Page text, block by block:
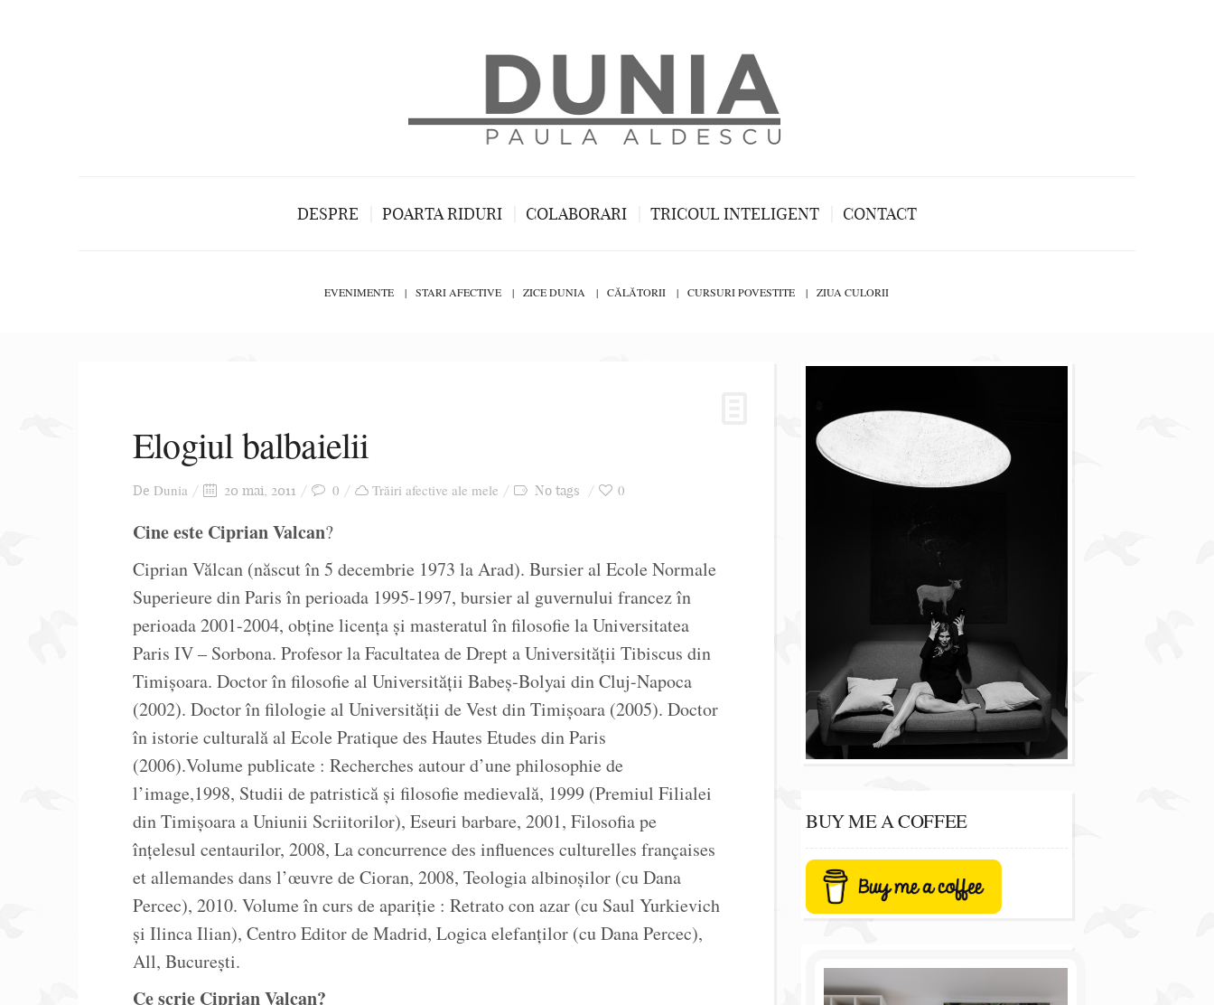
DESPRE POARTA RIDURI COLABORARI TRICOUL INTELIGENT CONTACT
EVENIMENTE STARI AFECTIVE ZICE DUNIA CĂLĂTORII CURSURI POVESTITE ZIUA CULORII
Elogiul balbaielii
De Dunia 20 mai, 2011 0 Trăiri afective ale mele No tags 0
Cine este Ciprian Valcan?
Ciprian Vălcan (născut în 5 decembrie 1973 la Arad). Bursier al Ecole Normale
Superieure din Paris în perioada 1995-1997, bursier al guvernului francez în
perioada 2001-2004, obţine licenţa şi masteratul în filosofie la Universitatea
Paris IV – Sorbona. Profesor la Facultatea de Drept a Universităţii Tibiscus din
Timişoara. Doctor în filosofie al Universităţii Babeş-Bolyai din Cluj-Napoca
(2002). Doctor în filologie al Universităţii de Vest din Timişoara (2005). Doctor
în istorie culturală al Ecole Pratique des Hautes Etudes din Paris
(2006).Volume publicate : Recherches autour d’une philosophie de
l’image,1998, Studii de patristică şi filosofie medievală, 1999 (Premiul Filialei
din Timişoara a Uniunii Scriitorilor), Eseuri barbare, 2001, Filosofia pe
înţelesul centaurilor, 2008, La concurrence des influences culturelles françaises
et allemandes dans l’œuvre de Cioran, 2008, Teologia albinoşilor (cu Dana
Percec), 2010. Volume în curs de apariţie : Retrato con azar (cu Saul Yurkievich
şi Ilinca Ilian), Centro Editor de Madrid, Logica elefanţilor (cu Dana Percec),
All, Bucureşti.
Ce scrie Ciprian Valcan?
BUY ME A COFFEE